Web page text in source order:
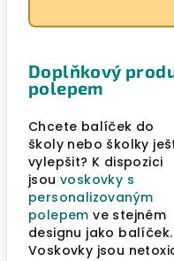
Doplňkový
polepem
Chcete balíček do
školy nebo školky
vylepšit? K dispozici
jsou voskovky s
personalizovaným
polepem ve stejném
designu jako balíček.
Voskovky jsou